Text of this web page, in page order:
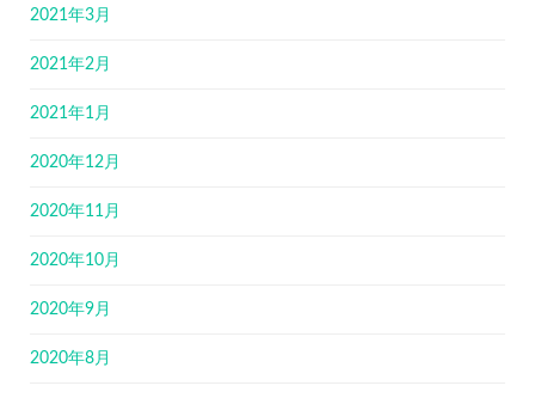
2021年3月
2021年2月
2021年1月
2020年12月
2020年11月
2020年10月
2020年9月
2020年8月